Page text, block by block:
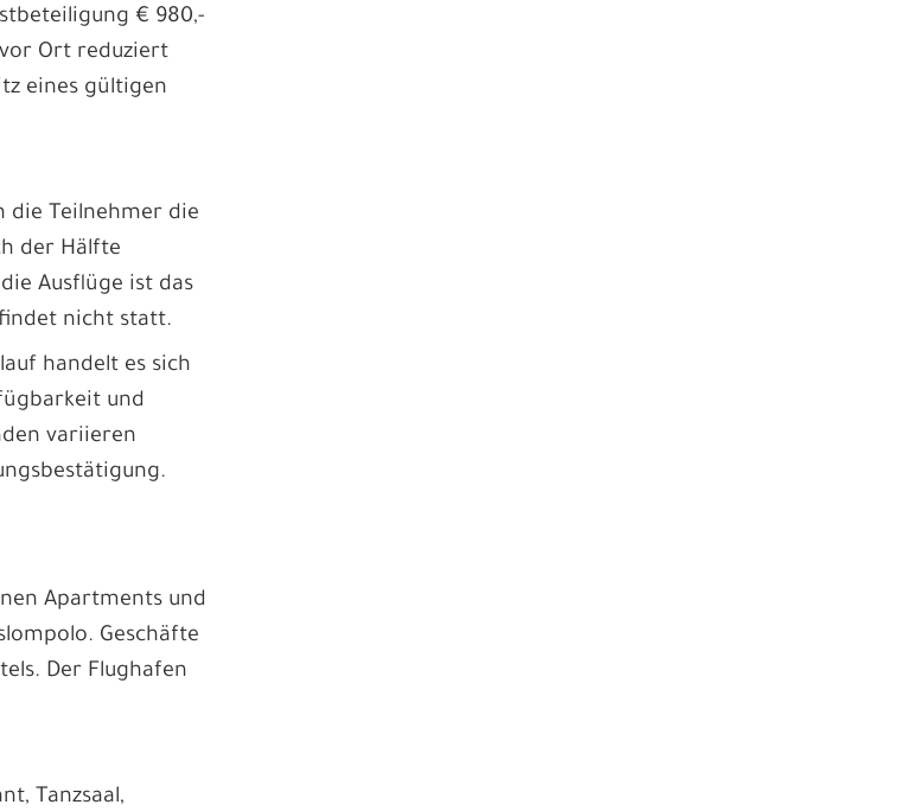
€ 980,-
Ort reduziert
eines gültigen
die Teilnehmer die
der Hälfte
Ausflüge ist das
nicht statt.
handelt es sich
und
variieren
Apartments und
Geschäfte
Der Flughafen
Tanzsaal,